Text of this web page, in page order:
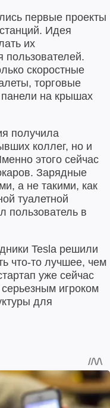
первые проекты
Идея
их
скоростные
торговые
на крышах
получила
коллег, но и
этого сейчас
Зарядные
а не такими, как
туалетной
пользователь в
Tesla решили
что-то лучшее, чем
уже сейчас
серьезным игроком
для